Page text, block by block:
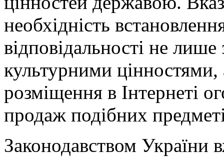
необхідність
відповідальності не лише
культурними цінностями,
розміщення в Інтернеті
продаж подібних
Законодавством України